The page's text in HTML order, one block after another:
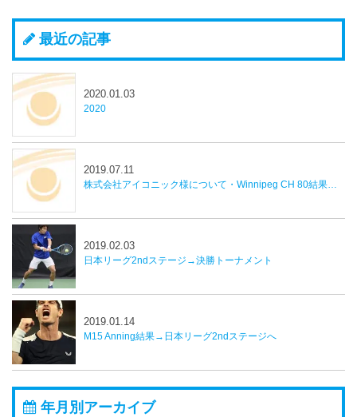
最近の記事
2020
2020.01.03
株式会社アイコニック様について・Winnipeg CH 80結果並びに近況報告
2019.07.11
日本リーグ2ndステージ→決勝トーナメント
2019.02.03
M15 Anning結果→日本リーグ2ndステージへ
2019.01.14
年月別アーカイブ